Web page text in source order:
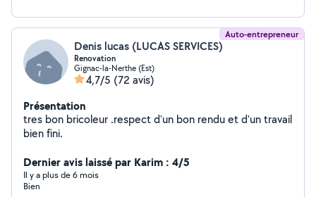
mon maximum pour vous aider.
Auto-entrepreneur
Denis lucas (LUCAS SERVICES)
Renovation
Gignac-la-Nerthe (Est)
4,7/5 (72 avis)
Présentation
tres bon bricoleur .respect d'un bon rendu et d'un travail
bien fini.
Dernier avis laissé par Karim : 4/5
Il y a plus de 6 mois
Bien